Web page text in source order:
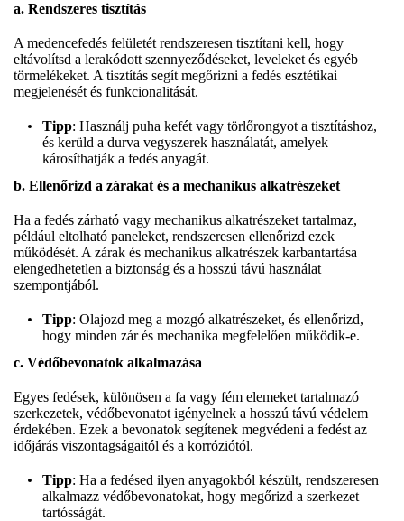
a. Rendszeres tisztítás
A medencefedés felületét rendszeresen tisztítani kell, hogy
eltávolítsd a lerakódott szennyeződéseket, leveleket és egyéb
törmelékeket. A tisztítás segít megőrizni a fedés esztétikai
megjelenését és funkcionalitását.
Tipp: Használj puha kefét vagy törlőrongyot a tisztításhoz,
és kerüld a durva vegyszerek használatát, amelyek
károsíthatják a fedés anyagát.
b. Ellenőrizd a zárakat és a mechanikus alkatrészeket
Ha a fedés zárható vagy mechanikus alkatrészeket tartalmaz,
például eltolható paneleket, rendszeresen ellenőrizd ezek
működését. A zárak és mechanikus alkatrészek karbantartása
elengedhetetlen a biztonság és a hosszú távú használat
szempontjából.
Tipp: Olajozd meg a mozgó alkatrészeket, és ellenőrizd,
hogy minden zár és mechanika megfelelően működik-e.
c. Védőbevonatok alkalmazása
Egyes fedések, különösen a fa vagy fém elemeket tartalmazó
szerkezetek, védőbevonatot igényelnek a hosszú távú védelem
érdekében. Ezek a bevonatok segítenek megvédeni a fedést az
időjárás viszontagságaitól és a korróziótól.
Tipp: Ha a fedésed ilyen anyagokból készült, rendszeresen
alkalmazz védőbevonatokat, hogy megőrizd a szerkezet
tartósságát.